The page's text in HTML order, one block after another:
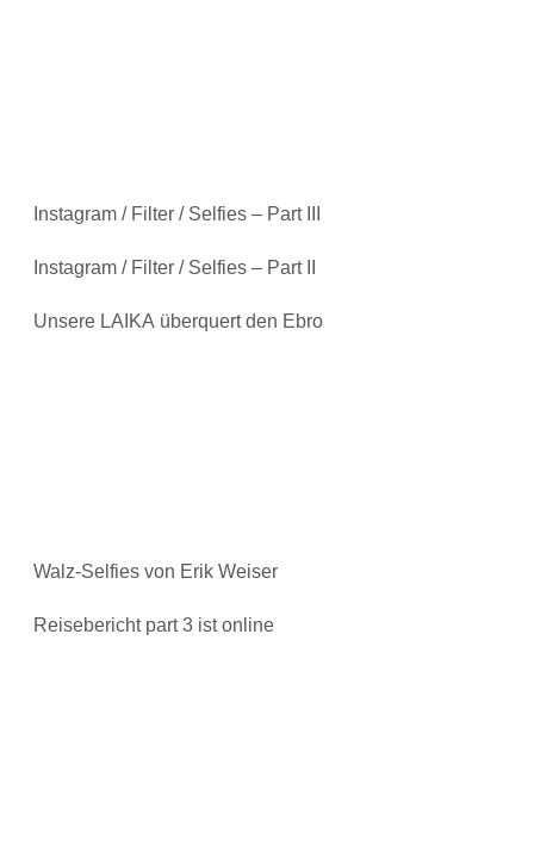
Instagram / Filter / Selfies – Part III
Instagram / Filter / Selfies – Part II
Unsere LAIKA überquert den Ebro
Walz-Selfies von Erik Weiser
Reisebericht part 3 ist online